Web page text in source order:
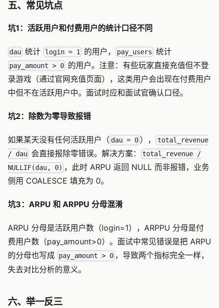
五、常见坑点
坑1：活跃用户和付费用户的统计口径不同
dau 统计 login = 1 的用户， pay_users 统计
pay_amount > 0 的用户。注意：有些玩家直接充值但不登
录游戏（通过官网充值页面），这类用户会出现在付费用户
中但不在活跃用户中。面试时应和面试官确认口径。
坑2：除数为零导致报错
如果某天没有任何活跃用户（ dau = 0 ）， total_revenue
/ dau 会直接报除零错误。解决方案：
total_revenue /
NULLIF(dau, 0) ，此时 ARPU 返回 NULL 而非报错，业务
侧用 COALESCE 填充为 0。
坑3：ARPU 和 ARPPU 分母混淆
ARPU 分母是活跃用户数（login=1），ARPPU 分母是付
费用户数（pay_amount>0）。面试中常见错误是把 ARPU
的分母也写成 pay_amount > 0 ，导致两个指标完全一样，
失去对比分析的意义。
六、举一反三